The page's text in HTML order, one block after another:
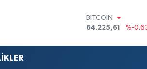
BITCOIN
64.225,61
%-
47,7143
%0.16